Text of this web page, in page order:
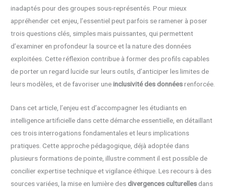
inadaptés pour des groupes sous-représentés. Pour mieux
appréhender cet enjeu, l’essentiel peut parfois se ramener à poser
trois questions clés, simples mais puissantes, qui permettent
d’examiner en profondeur la source et la nature des données
exploitées. Cette réflexion contribue à former des profils capables
de porter un regard lucide sur leurs outils, d’anticiper les limites de
leurs modèles, et de favoriser uneinclusivité des donnéesrenforcée.
Dans cet article, l’enjeu est d’accompagner les étudiants en
intelligence artificielle dans cette démarche essentielle, en détaillant
ces trois interrogations fondamentales et leurs implications
pratiques. Cette approche pédagogique, déjà adoptée dans
plusieurs formations de pointe, illustre comment il est possible de
concilier expertise technique et vigilance éthique. Les recours à des
sources variées, la mise en lumière des divergences culturelles dans